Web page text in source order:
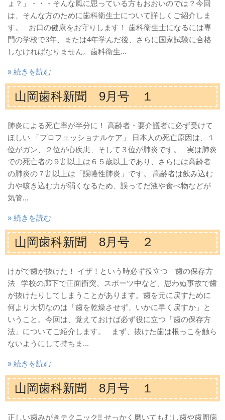
ょ？」・・・そんな風に思っている方もおおいのでは？今回
は、そんな方のために歯科衛生士について詳しくご紹介しま
す。 お口の健康をお守りします！ 歯科衛生士になるには専
門の学校で3年、または4年学んだ後、さらに国家試験に合格
しなければなりません。歯科衛生...
» 続きを読む
山岡歯科新聞 9月号 １
肺炎による死亡率が半分に！ 高齢者・要介護者に必ず受けて
ほしい 「プロフェッショナルケア」 日本人の死亡原因は、１
位がガン、２位が心疾患、そして３位が肺炎です。 実は肺炎
での死亡者の９割以上は６５歳以上であり、さらには高齢者
の肺炎の７割以上は「誤嚥性肺炎」です。 高齢者は飲み込む
力や咳き込む力が弱くなるため、誤ってだ液や食べ物などが
気管...
» 続きを読む
山岡歯科新聞 8月号 ２
けがで歯が抜けた！ イザ！という時必ず役立つ 歯の保存方
法 学校の廊下で正面衝突、スポーツ中など、思わぬ事故で歯
が抜けたりしてしまうことがあります。歯を元に戻すために
何より大切なのは「歯を乾燥させず、いかに早く戻すか」と
いうこと。今回は、覚えておけば必ず役に立つ「歯の保存方
法」についてご紹介します。 まず、抜けた歯は根っこを触ら
ないようにして持ちま...
» 続きを読む
山岡歯科新聞 8月号 １
正しい歯みがきテクニック!! せっかく磨いてもむし歯や歯周病